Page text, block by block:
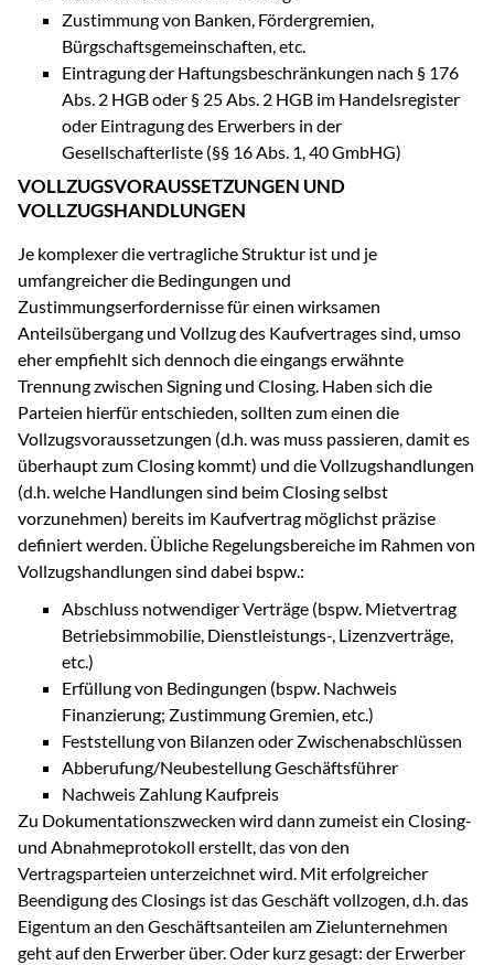
Zustimmung von Banken, Fördergremien,
Bürgschaftsgemeinschaften, etc.
Eintragung der Haftungsbeschränkungen nach § 176
Abs. 2 HGB oder § 25 Abs. 2 HGB im Handelsregister
oder Eintragung des Erwerbers in der
Gesellschafterliste (§§ 16 Abs. 1, 40 GmbHG)
VOLLZUGSVORAUSSETZUNGEN UND
VOLLZUGSHANDLUNGEN
Je komplexer die vertragliche Struktur ist und je
umfangreicher die Bedingungen und
Zustimmungserfordernisse für einen wirksamen
Anteilsübergang und Vollzug des Kaufvertrages sind, umso
eher empfiehlt sich dennoch die eingangs erwähnte
Trennung zwischen Signing und Closing. Haben sich die
Parteien hierfür entschieden, sollten zum einen die
Vollzugsvoraussetzungen (d.h. was muss passieren, damit es
überhaupt zum Closing kommt) und die Vollzugshandlungen
(d.h. welche Handlungen sind beim Closing selbst
vorzunehmen) bereits im Kaufvertrag möglichst präzise
definiert werden. Übliche Regelungsbereiche im Rahmen von
Vollzugshandlungen sind dabei bspw.:
Abschluss notwendiger Verträge (bspw. Mietvertrag
Betriebsimmobilie, Dienstleistungs-, Lizenzverträge,
etc.)
Erfüllung von Bedingungen (bspw. Nachweis
Finanzierung; Zustimmung Gremien, etc.)
Feststellung von Bilanzen oder Zwischenabschlüssen
Abberufung/Neubestellung Geschäftsführer
Nachweis Zahlung Kaufpreis
Zu Dokumentationszwecken wird dann zumeist ein Closing-
und Abnahmeprotokoll erstellt, das von den
Vertragsparteien unterzeichnet wird. Mit erfolgreicher
Beendigung des Closings ist das Geschäft vollzogen, d.h. das
Eigentum an den Geschäftsanteilen am Zielunternehmen
geht auf den Erwerber über. Oder kurz gesagt: der Erwerber